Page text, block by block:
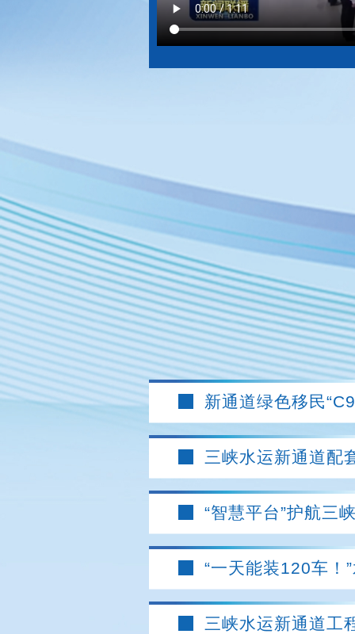
新通道绿色移民
三峡水运新通道
“智慧平台”护航三
“一天能装120车！
三峡水运新通道工